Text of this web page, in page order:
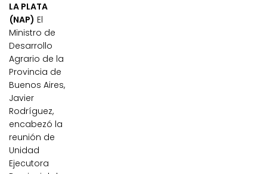
LA PLATA
(NAP) El
Ministro de
Desarrollo
Agrario de la
Provincia de
Buenos Aires,
Javier
Rodríguez,
encabezó la
reunión de
Unidad
Ejecutora